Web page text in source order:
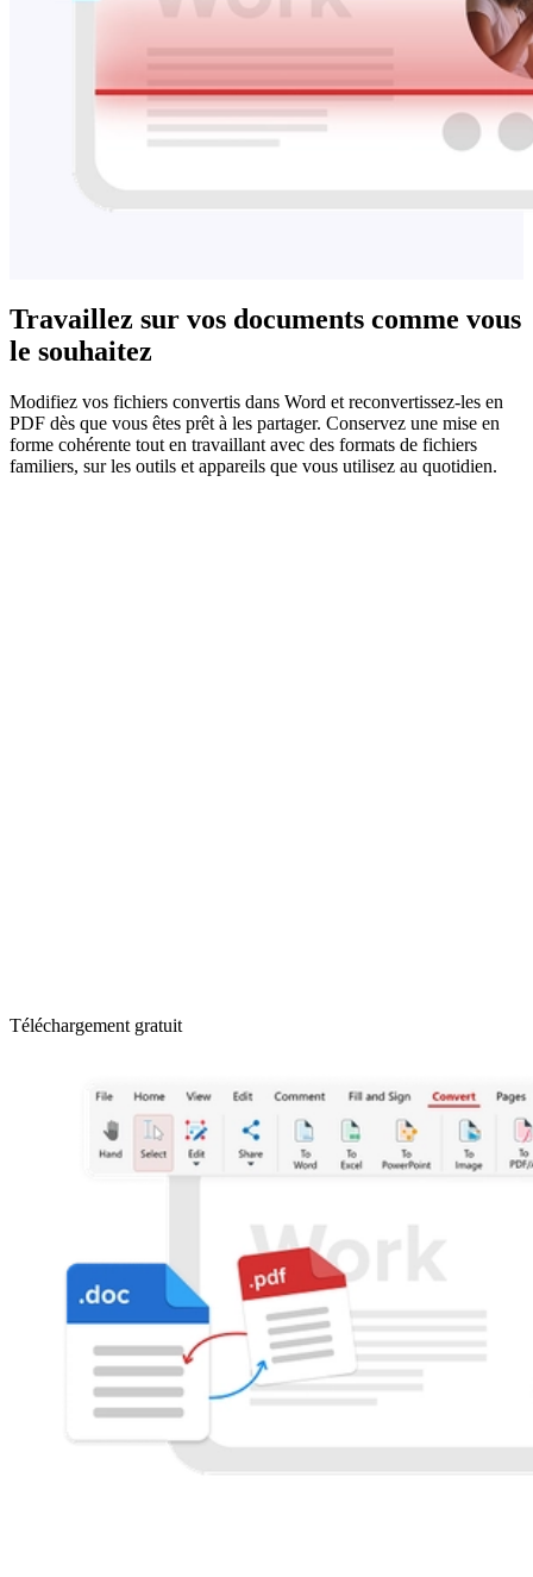
Travaillez sur vos documents comme vous
le souhaitez
Modifiez vos fichiers convertis dans Word et reconvertissez-les en
PDF dès que vous êtes prêt à les partager. Conservez une mise en
forme cohérente tout en travaillant avec des formats de fichiers
familiers, sur les outils et appareils que vous utilisez au quotidien.
Téléchargement gratuit